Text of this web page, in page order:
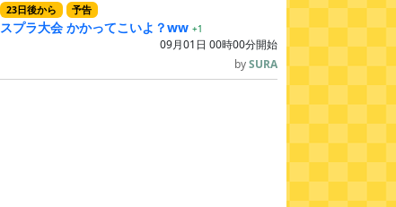
23日後から 予告
スプラ大会 かかってこいよ？ww +1
09月01日 00時00分開始
bySURA